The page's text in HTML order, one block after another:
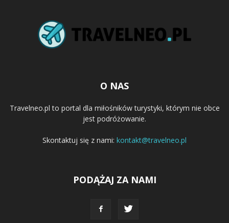
O NAS
Travelneo.pl to portal dla miłośników turystyki, którym nie obce
jest podróżowanie.
Skontaktuj się z nami: kontakt@travelneo.pl
PODĄŻAJ ZA NAMI